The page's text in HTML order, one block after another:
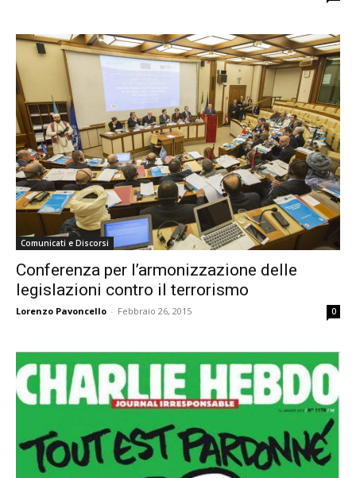
Comunicati e Discorsi
Conferenza per l’armonizzazione delle
legislazioni contro il terrorismo
Lorenzo Pavoncello - Febbraio 26, 2015 0